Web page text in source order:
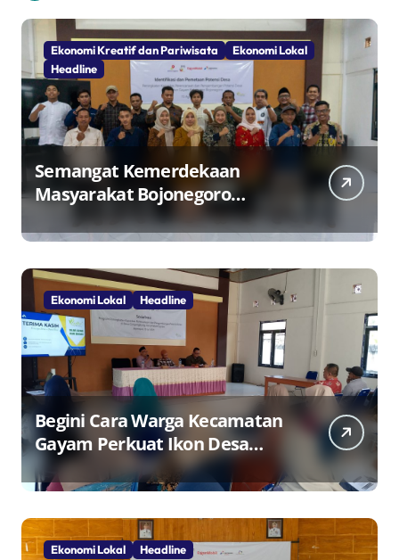
Ekonomi Kreatif dan Pariwisata
Ekonomi Lokal
Headline
Semangat Kemerdekaan
Masyarakat Bojonegoro
Bangun Desa Mandiri Ekonomi
Ekonomi Lokal Headline
Begini Cara Warga Kecamatan
Gayam Perkuat Ikon Desa
Penggerak Ekonomi Lokal
Melalui TPID
Ekonomi Lokal Headline